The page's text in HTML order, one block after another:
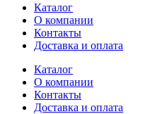
Каталог
О компании
Контакты
Доставка и оплата
Каталог
О компании
Контакты
Доставка и оплата